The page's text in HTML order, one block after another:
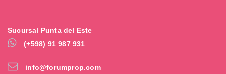
Sucursal Punta del Este
(+598) 91 987 931
info@forumprop.com